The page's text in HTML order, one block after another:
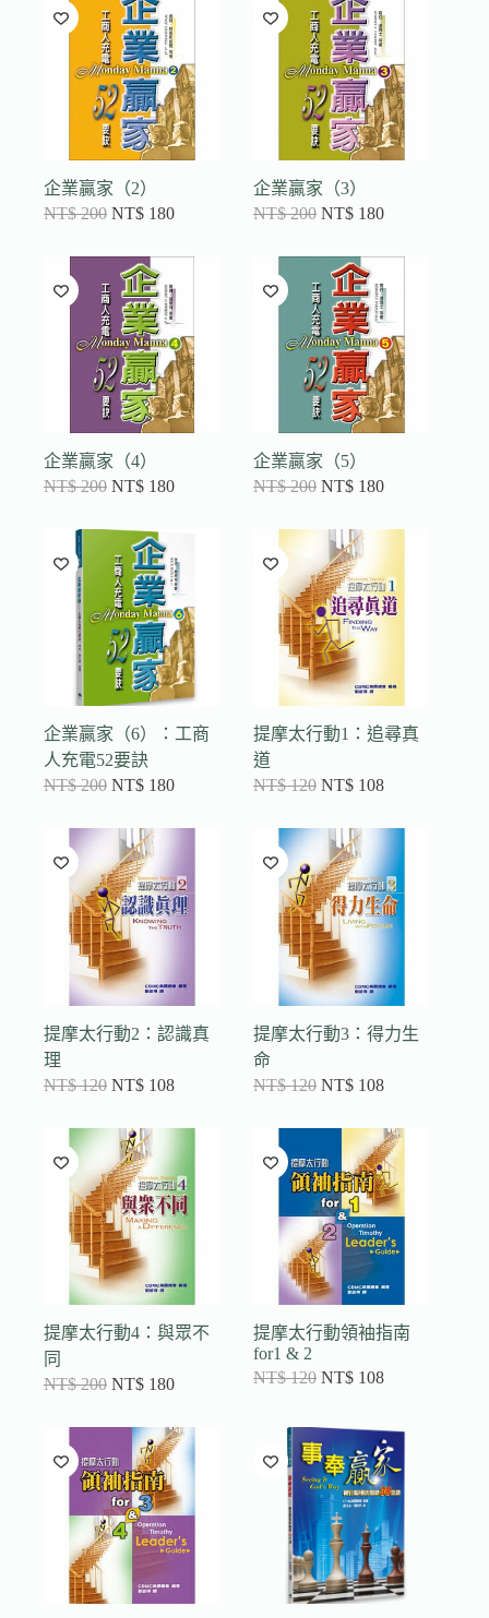
企業贏家（2）
NT$200 NT$ 180
企業贏家（3）
NT$200 NT$ 180
企業贏家（4）
NT$200 NT$ 180
企業贏家（5）
NT$200 NT$ 180
企業贏家（6）：工商
人充電52要訣
NT$200 NT$ 180
提摩太行動1：追尋真
道
NT$120 NT$ 108
提摩太行動2：認識真
理
NT$120 NT$ 108
提摩太行動3：得力生
命
NT$120 NT$ 108
提摩太行動4：與眾不
同
NT$200 NT$ 180
提摩太行動領袖指南
for1 & 2
NT$120 NT$ 108